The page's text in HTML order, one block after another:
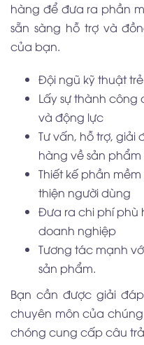
hàng để đưa ra phần
sẵn sàng hỗ trợ và
của bạn.
Đội ngũ kỹ thuật
Lấy sự thành
và động lực
Tư vấn, hỗ trợ,
hàng về sản
Thiết kế phần
thiện người dùng
Đưa ra chi phí phù
doanh nghiệp
Tương tác mạnh
sản phẩm.
Bạn cần được giải
chuyên môn của
chóng cung cấp câu